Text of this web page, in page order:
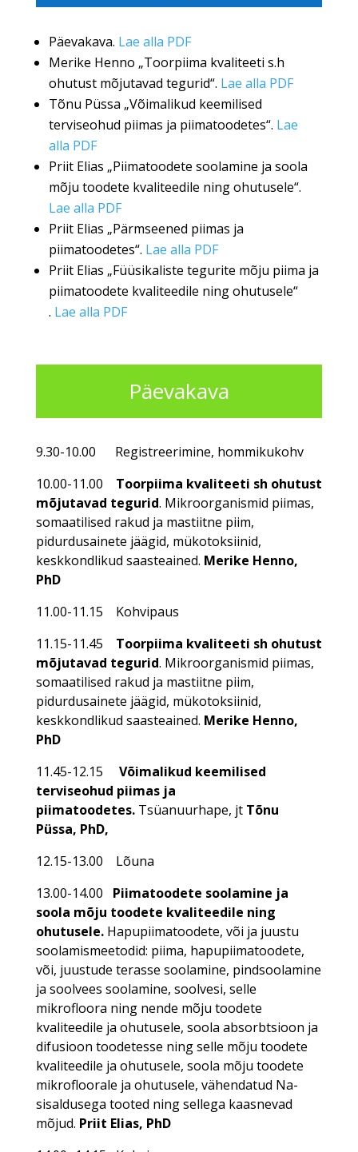
Päevakava. Lae alla PDF
Merike Henno „Toorpiima kvaliteeti s.h
ohutust mõjutavad tegurid“. Lae alla PDF
Tõnu Püssa „Võimalikud keemilised
terviseohud piimas ja piimatoodetes“. Lae
alla PDF
Priit Elias „Piimatoodete soolamine ja soola
mõju toodete kvaliteedile ning ohutusele“.
Lae alla PDF
Priit Elias „Pärmseened piimas ja
piimatoodetes“. Lae alla PDF
Priit Elias „Füüsikaliste tegurite mõju piima ja
piimatoodete kvaliteedile ning ohutusele“
. Lae alla PDF
Päevakava
9.30-10.00 Registreerimine, hommikukohv
10.00-11.00 Toorpiima kvaliteeti sh ohutust
mõjutavad tegurid. Mikroorganismid piimas,
somaatilised rakud ja mastiitne piim,
pidurdusainete jäägid, mükotoksiinid,
keskkondlikud saasteained. Merike Henno,
PhD
11.00-11.15 Kohvipaus
11.15-11.45 Toorpiima kvaliteeti sh ohutust
mõjutavad tegurid. Mikroorganismid piimas,
somaatilised rakud ja mastiitne piim,
pidurdusainete jäägid, mükotoksiinid,
keskkondlikud saasteained. Merike Henno,
PhD
11.45-12.15 Võimalikud keemilised
terviseohud piimas ja
piimatoodetes. Tsüanuurhape, jt Tõnu
Püssa, PhD,
12.15-13.00 Lõuna
13.00-14.00 Piimatoodete soolamine ja
soola mõju toodete kvaliteedile ning
ohutusele. Hapupiimatoodete, või ja juustu
soolamismeetodid: piima, hapupiimatoodete,
või, juustude terasse soolamine, pindsoolamine
ja soolvees soolamine, soolvesi, selle
mikrofloora ning nende mõju toodete
kvaliteedile ja ohutusele, soola absorbtsioon ja
difusioon toodetesse ning selle mõju toodete
kvaliteedile ja ohutusele, soola mõju toodete
mikrofloorale ja ohutusele, vähendatud Na-
sisaldusega tooted ning sellega kaasnevad
mõjud. Priit Elias, PhD